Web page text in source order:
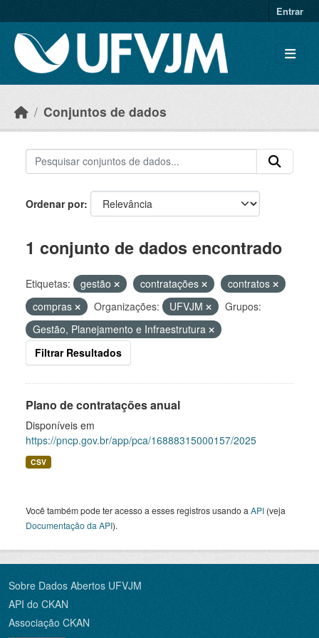
Entrar
Conjuntos de dados
Ordenar por
1 conjunto de dados encontrado
Etiquetas: gestão contratações
contratos
compras
Organizações: UFVJM
Grupos:
Gestão, Planejamento e Infraestrutura
Filtrar Resultados
Plano de contratações anual
Disponíveis em
https://pncp.gov.br/app/pca/16888315000157/2025
CSV
Você também pode ter acesso a esses registros usando a API (veja
Documentação da API).
Sobre Dados Abertos UFVJM
API do CKAN
Associação CKAN